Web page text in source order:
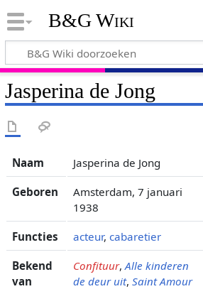
B&G Wiki
Jasperina de Jong
Naam Jasperina de Jong
Geboren
Amsterdam, 7 januari
1938
Functies acteur, cabaretier
Bekend
van
Confituur, Alle kinderen
de deur uit, Saint Amour